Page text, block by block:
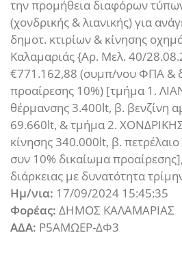
την προμήθεια διαφόρων
(χονδρικής & λιανικής) για
δημοτ. κτιρίων & κίνησης
Καλαμαριάς {Αρ. Μελ. 40/
€771.162,88 (συμπ/νου ΦΠΑ &
προαίρεσης 10%) [τμήμα 1.
θέρμανσης 3.400lt, β. βενζίνη
69.660lt, & τμήμα 2.
κίνησης 340.000lt, β.
συν 10% δικαίωμα
διάρκειας με δυνατότητα
Ημ/νια: 17/09/2024 15:45:35
Φορέας: ΔΗΜΟΣ ΚΑΛΑΜΑΡΙΑΣ
ΑΔΑ: Ρ5ΑΜΩΕΡ-ΔΦ3